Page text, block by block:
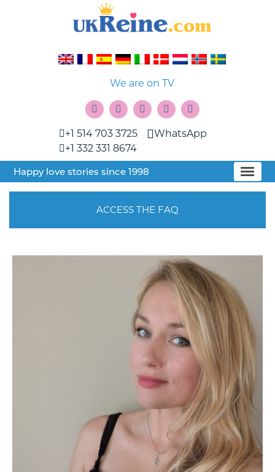
We are on TV
+1 514 703 3725
+1 332 331 8674
WhatsApp
Happy love stories since 1998
ACCESS THE FAQ